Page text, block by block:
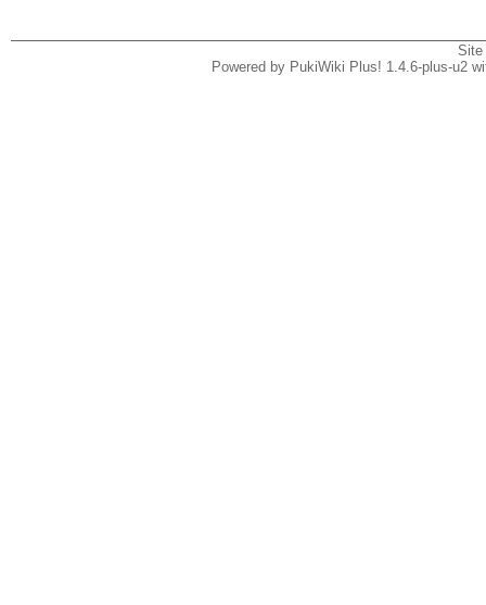
Powered by PukiWiki Plus! 1.4.6-plus-u2